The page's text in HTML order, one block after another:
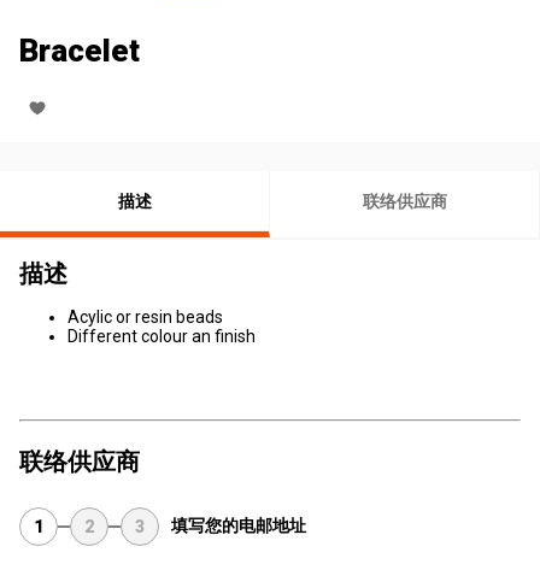
Bracelet
描述 联络供应商
描述
Acylic or resin beads
Different colour an finish
联络供应商
1 2 3 填写您的电邮地址